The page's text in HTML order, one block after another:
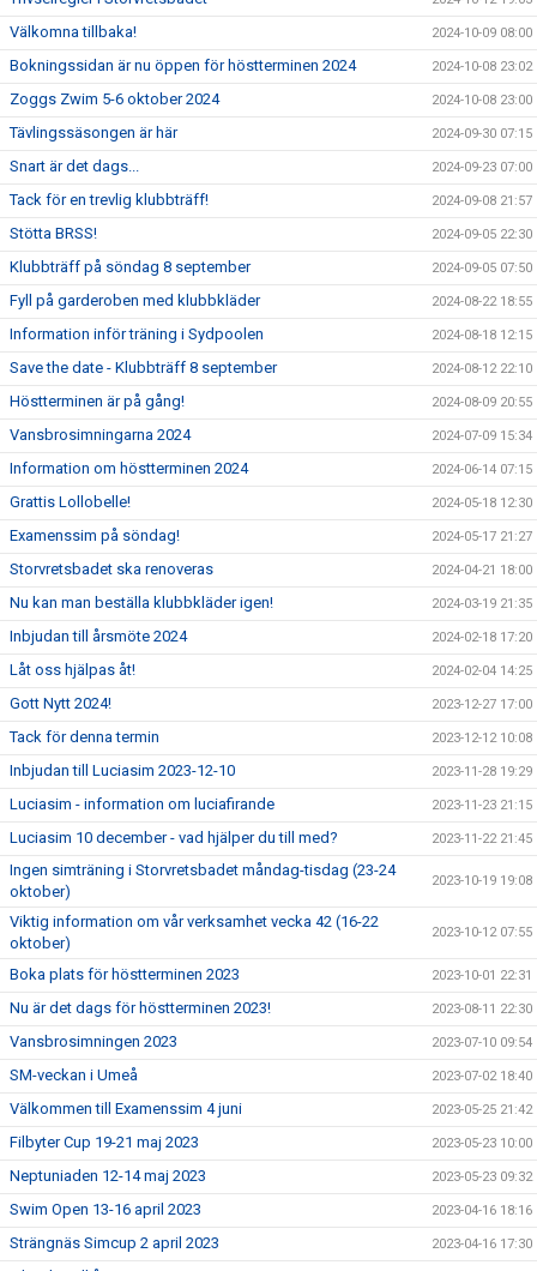
Välkomna tillbaka! 2024-10-09 08:00
Bokningssidan är nu öppen för höstterminen 2024 2024-10-08 23:02
Zoggs Zwim 5-6 oktober 2024 2024-10-08 23:00
Tävlingssäsongen är här 2024-09-30 07:15
Snart är det dags... 2024-09-23 07:00
Tack för en trevlig klubbträff! 2024-09-08 21:57
Stötta BRSS! 2024-09-05 22:30
Klubbträff på söndag 8 september 2024-09-05 07:50
Fyll på garderoben med klubbkläder 2024-08-22 18:55
Information inför träning i Sydpoolen 2024-08-18 12:15
Save the date - Klubbträff 8 september 2024-08-12 22:10
Höstterminen är på gång! 2024-08-09 20:55
Vansbrosimningarna 2024 2024-07-09 15:34
Information om höstterminen 2024 2024-06-14 07:15
Grattis Lollobelle! 2024-05-18 12:30
Examenssim på söndag! 2024-05-17 21:27
Storvretsbadet ska renoveras 2024-04-21 18:00
Nu kan man beställa klubbkläder igen! 2024-03-19 21:35
Inbjudan till årsmöte 2024 2024-02-18 17:20
Låt oss hjälpas åt! 2024-02-04 14:25
Gott Nytt 2024! 2023-12-27 17:00
Tack för denna termin 2023-12-12 10:08
Inbjudan till Luciasim 2023-12-10 2023-11-28 19:29
Luciasim - information om luciafirande 2023-11-23 21:15
Luciasim 10 december - vad hjälper du till med? 2023-11-22 21:45
Ingen simträning i Storvretsbadet måndag-tisdag (23-24
oktober)
2023-10-19 19:08
Viktig information om vår verksamhet vecka 42 (16-22
oktober)
2023-10-12 07:55
Boka plats för höstterminen 2023 2023-10-01 22:31
Nu är det dags för höstterminen 2023! 2023-08-11 22:30
Vansbrosimningen 2023 2023-07-10 09:54
SM-veckan i Umeå 2023-07-02 18:40
Välkommen till Examenssim 4 juni 2023-05-25 21:42
Filbyter Cup 19-21 maj 2023 2023-05-23 10:00
Neptuniaden 12-14 maj 2023 2023-05-23 09:32
Swim Open 13-16 april 2023 2023-04-16 18:16
Strängnäs Simcup 2 april 2023 2023-04-16 17:30